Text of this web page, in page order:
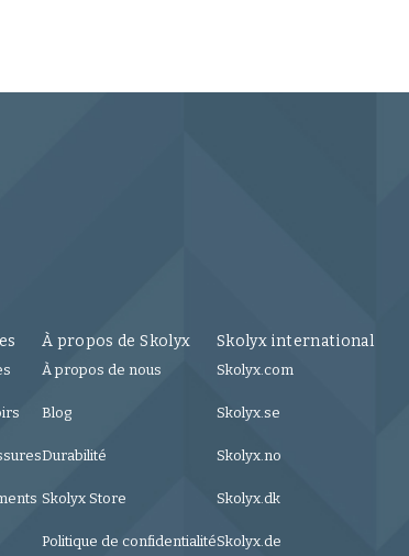
À propos de Skolyx
À propos de nous
Blog
Durabilité
Skolyx Store
Politique de confidentialité
Skolyx international
Skolyx.com
Skolyx.se
Skolyx.no
Skolyx.dk
Skolyx.de